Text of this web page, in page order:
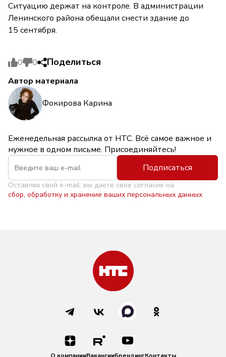
Ситуацию держат на контроле. В администрации
Ленинского района обещали снести здание до
15 сентября.
0 0 Поделиться
Автор материала
Фокирова Карина
Еженедельная рассылка от НТС. Всё самое важное и
нужное в одном письме. Присоединяйтесь!
Подписаться
Оставляя свой e-mail, вы даете свое согласие на
сбор, обработку и хранение ваших персональных данных